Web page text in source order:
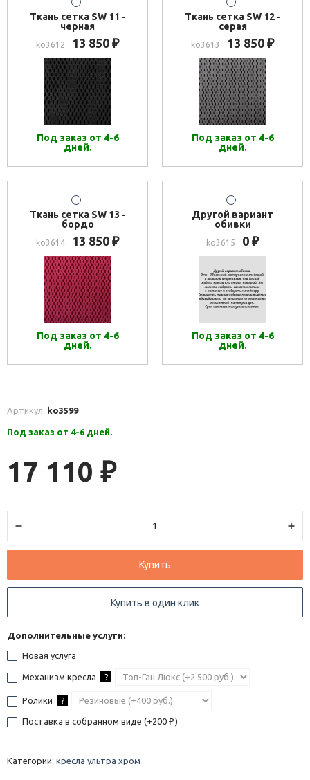
Ткань сетка SW 11 -
черная
ko3612 13 850 ₽
Под заказ от 4-6
дней.
Ткань сетка SW 12 -
серая
ko3613 13 850 ₽
Под заказ от 4-6
дней.
Ткань сетка SW 13 -
бордо
ko3614 13 850 ₽
Под заказ от 4-6
дней.
Другой вариант
обивки
ko3615 0 ₽
Под заказ от 4-6
дней.
Артикул: ko3599
Под заказ от 4-6 дней.
17 110 ₽
Купить
Купить в один клик
Дополнительные услуги:
Новая услуга
Механизм кресла ?
Ролики ?
Поставка в собранном виде (+200 ₽ )
Категории: кресла ультра хром